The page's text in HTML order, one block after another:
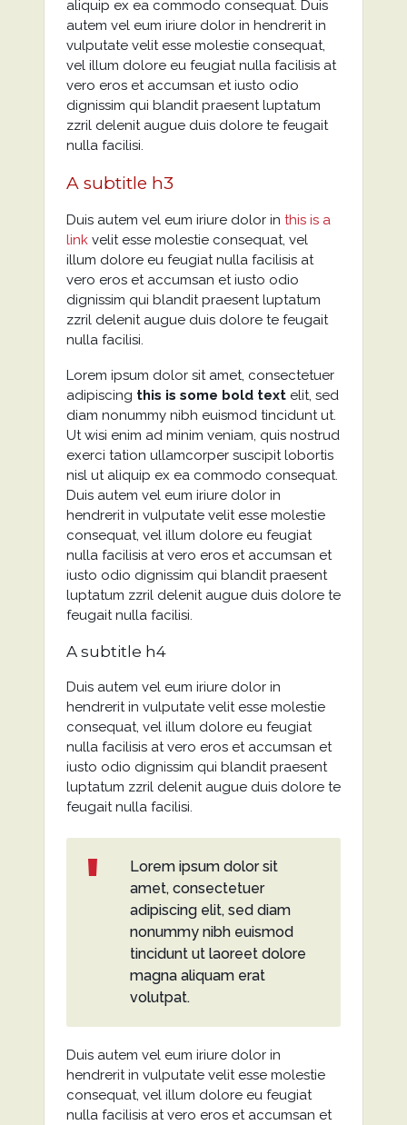
aliquip ex ea commodo consequat. Duis
autem vel eum iriure dolor in hendrerit in
vulputate velit esse molestie consequat,
vel illum dolore eu feugiat nulla facilisis at
vero eros et accumsan et iusto odio
dignissim qui blandit praesent luptatum
zzril delenit augue duis dolore te feugait
nulla facilisi.
A subtitle h3
Duis autem vel eum iriure dolor in this is a
linkvelit esse molestie consequat, vel
illum dolore eu feugiat nulla facilisis at
vero eros et accumsan et iusto odio
dignissim qui blandit praesent luptatum
zzril delenit augue duis dolore te feugait
nulla facilisi.
Lorem ipsum dolor sit amet, consectetuer
adipiscing this is some bold textelit, sed
diam nonummy nibh euismod tincidunt ut.
Ut wisi enim ad minim veniam, quis nostrud
exerci tation ullamcorper suscipit lobortis
nisl ut aliquip ex ea commodo consequat.
Duis autem vel eum iriure dolor in
hendrerit in vulputate velit esse molestie
consequat, vel illum dolore eu feugiat
nulla facilisis at vero eros et accumsan et
iusto odio dignissim qui blandit praesent
luptatum zzril delenit augue duis dolore te
feugait nulla facilisi.
A subtitle h4
Duis autem vel eum iriure dolor in
hendrerit in vulputate velit esse molestie
consequat, vel illum dolore eu feugiat
nulla facilisis at vero eros et accumsan et
iusto odio dignissim qui blandit praesent
luptatum zzril delenit augue duis dolore te
feugait nulla facilisi.
Lorem ipsum dolor sit
amet, consectetuer
adipiscing elit, sed diam
nonummy nibh euismod
tincidunt ut laoreet dolore
magna aliquam erat
volutpat.
Duis autem vel eum iriure dolor in
hendrerit in vulputate velit esse molestie
consequat, vel illum dolore eu feugiat
nulla facilisis at vero eros et accumsan et